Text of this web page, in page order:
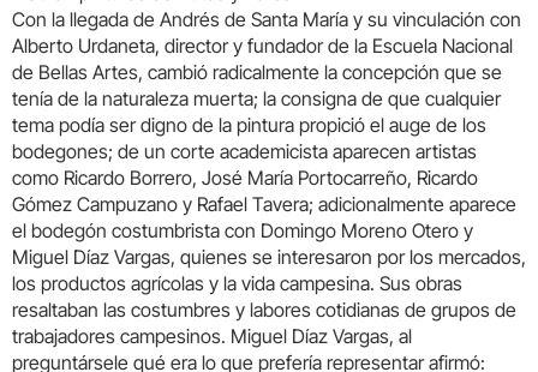
Con la llegada de Andrés de Santa María y su vinculación con
Alberto Urdaneta, director y fundador de la Escuela Nacional
de Bellas Artes, cambió radicalmente la concepción que se
tenía de la naturaleza muerta; la consigna de que cualquier
tema podía ser digno de la pintura propició el auge de los
bodegones; de un corte academicista aparecen artistas
como Ricardo Borrero, José María Portocarreño, Ricardo
Gómez Campuzano y Rafael Tavera; adicionalmente aparece
el bodegón costumbrista con Domingo Moreno Otero y
Miguel Díaz Vargas, quienes se interesaron por los mercados,
los productos agrícolas y la vida campesina. Sus obras
resaltaban las costumbres y labores cotidianas de grupos de
trabajadores campesinos. Miguel Díaz Vargas, al
preguntársele qué era lo que prefería representar afirmó: